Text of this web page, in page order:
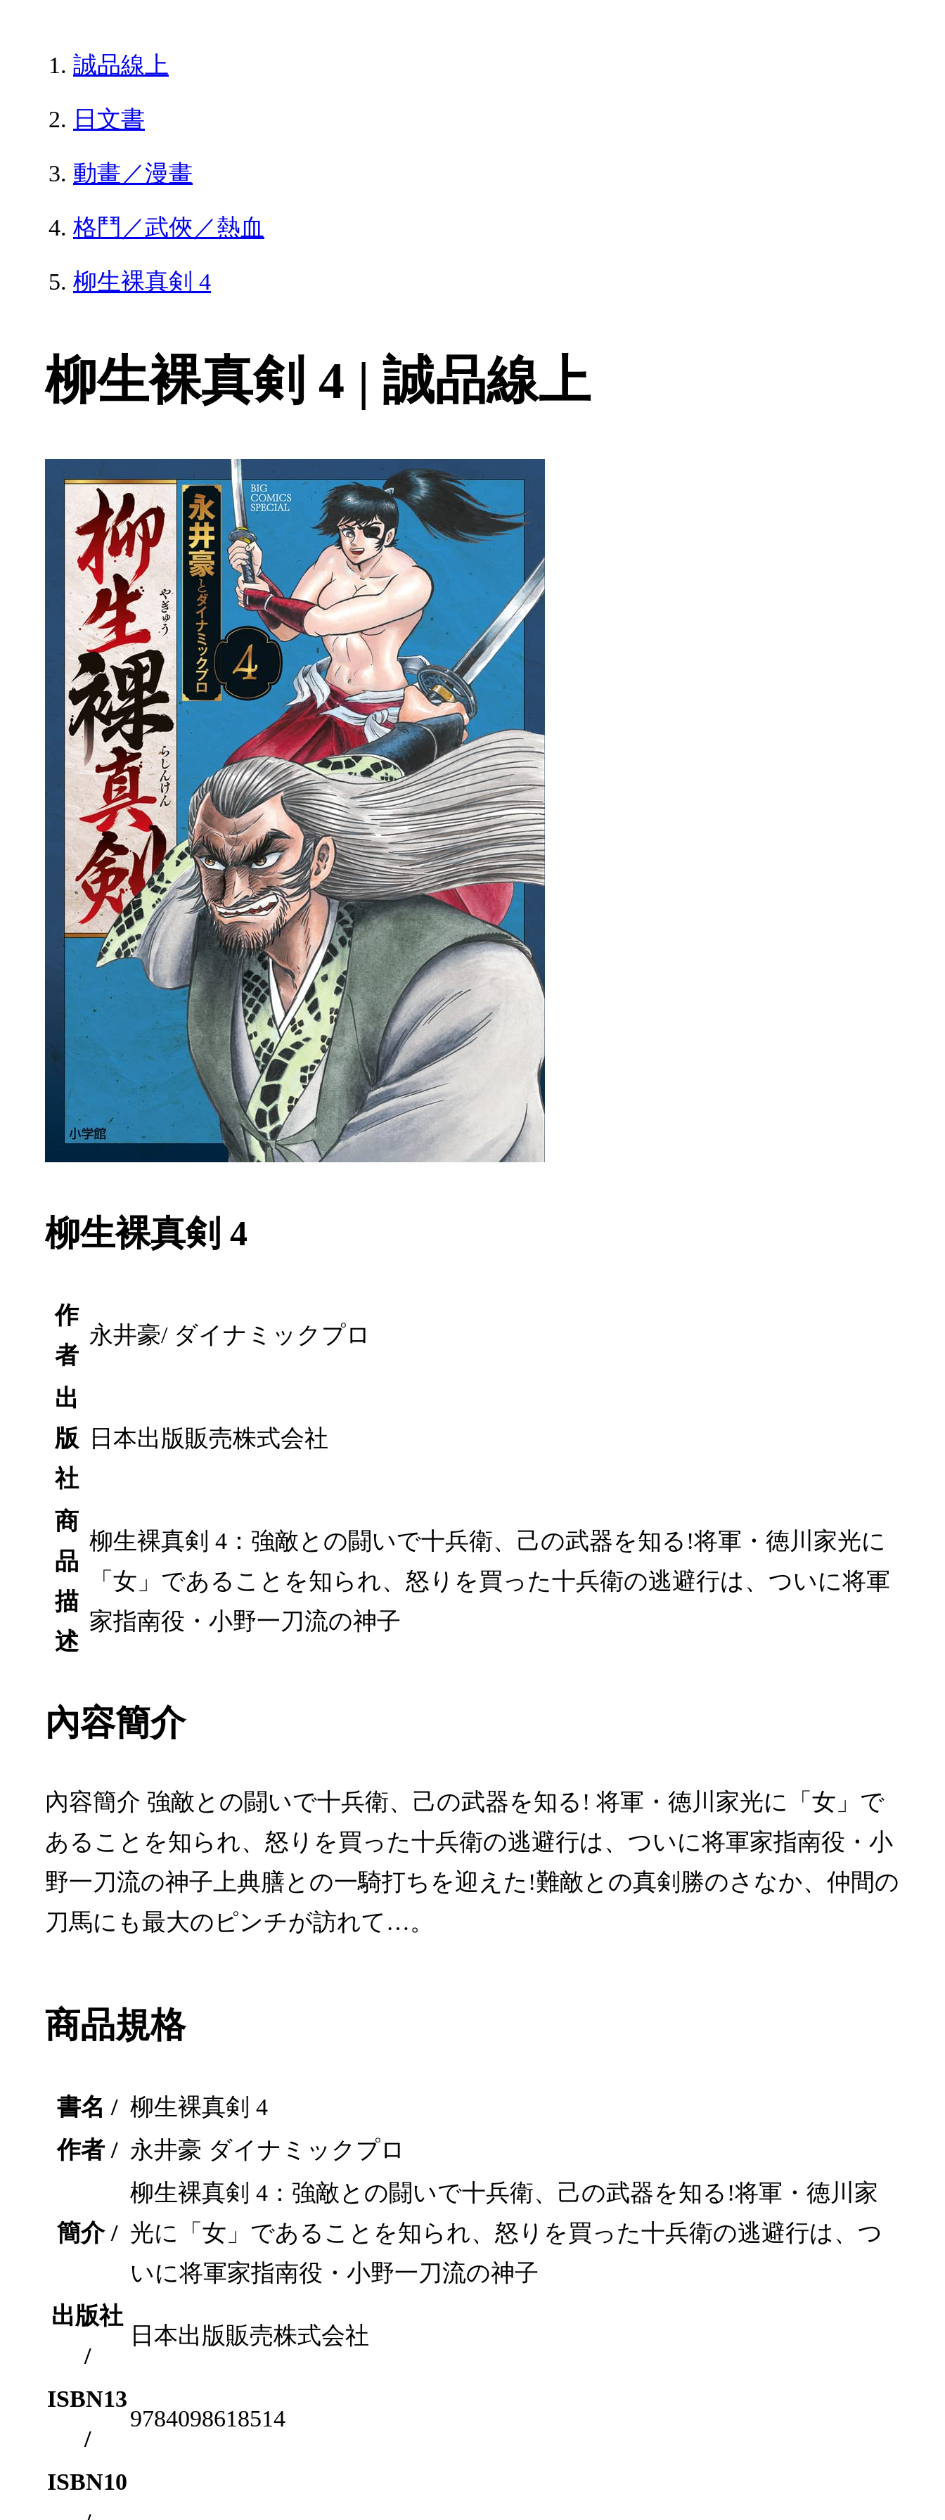
誠品線上
日文書
動畫／漫畫
格鬥／武俠／熱血
柳生裸真剣 4
柳生裸真剣 4 | 誠品線上
柳生裸真剣 4
作
者
永井豪/ ダイナミックプロ
出
版
社
日本出版販売株式会社
商
品
描
述
柳生裸真剣 4：強敵との闘いで十兵衛、己の武器を知る!将軍・徳川家光に
「女」であることを知られ、怒りを買った十兵衛の逃避行は、ついに将軍
家指南役・小野一刀流の神子
內容簡介
內容簡介 強敵との闘いで十兵衛、己の武器を知る! 将軍・徳川家光に「女」で
あることを知られ、怒りを買った十兵衛の逃避行は、ついに将軍家指南役・小
野一刀流の神子上典膳との一騎打ちを迎えた!難敵との真剣勝のさなか、仲間の
刀馬にも最大のピンチが訪れて…。
商品規格
書名 / 柳生裸真剣 4
作者 / 永井豪 ダイナミックプロ
簡介 /
柳生裸真剣 4：強敵との闘いで十兵衛、己の武器を知る!将軍・徳川家
光に「女」であることを知られ、怒りを買った十兵衛の逃避行は、つ
いに将軍家指南役・小野一刀流の神子
出版社
/
日本出版販売株式会社
ISBN13
/
9784098618514
ISBN10